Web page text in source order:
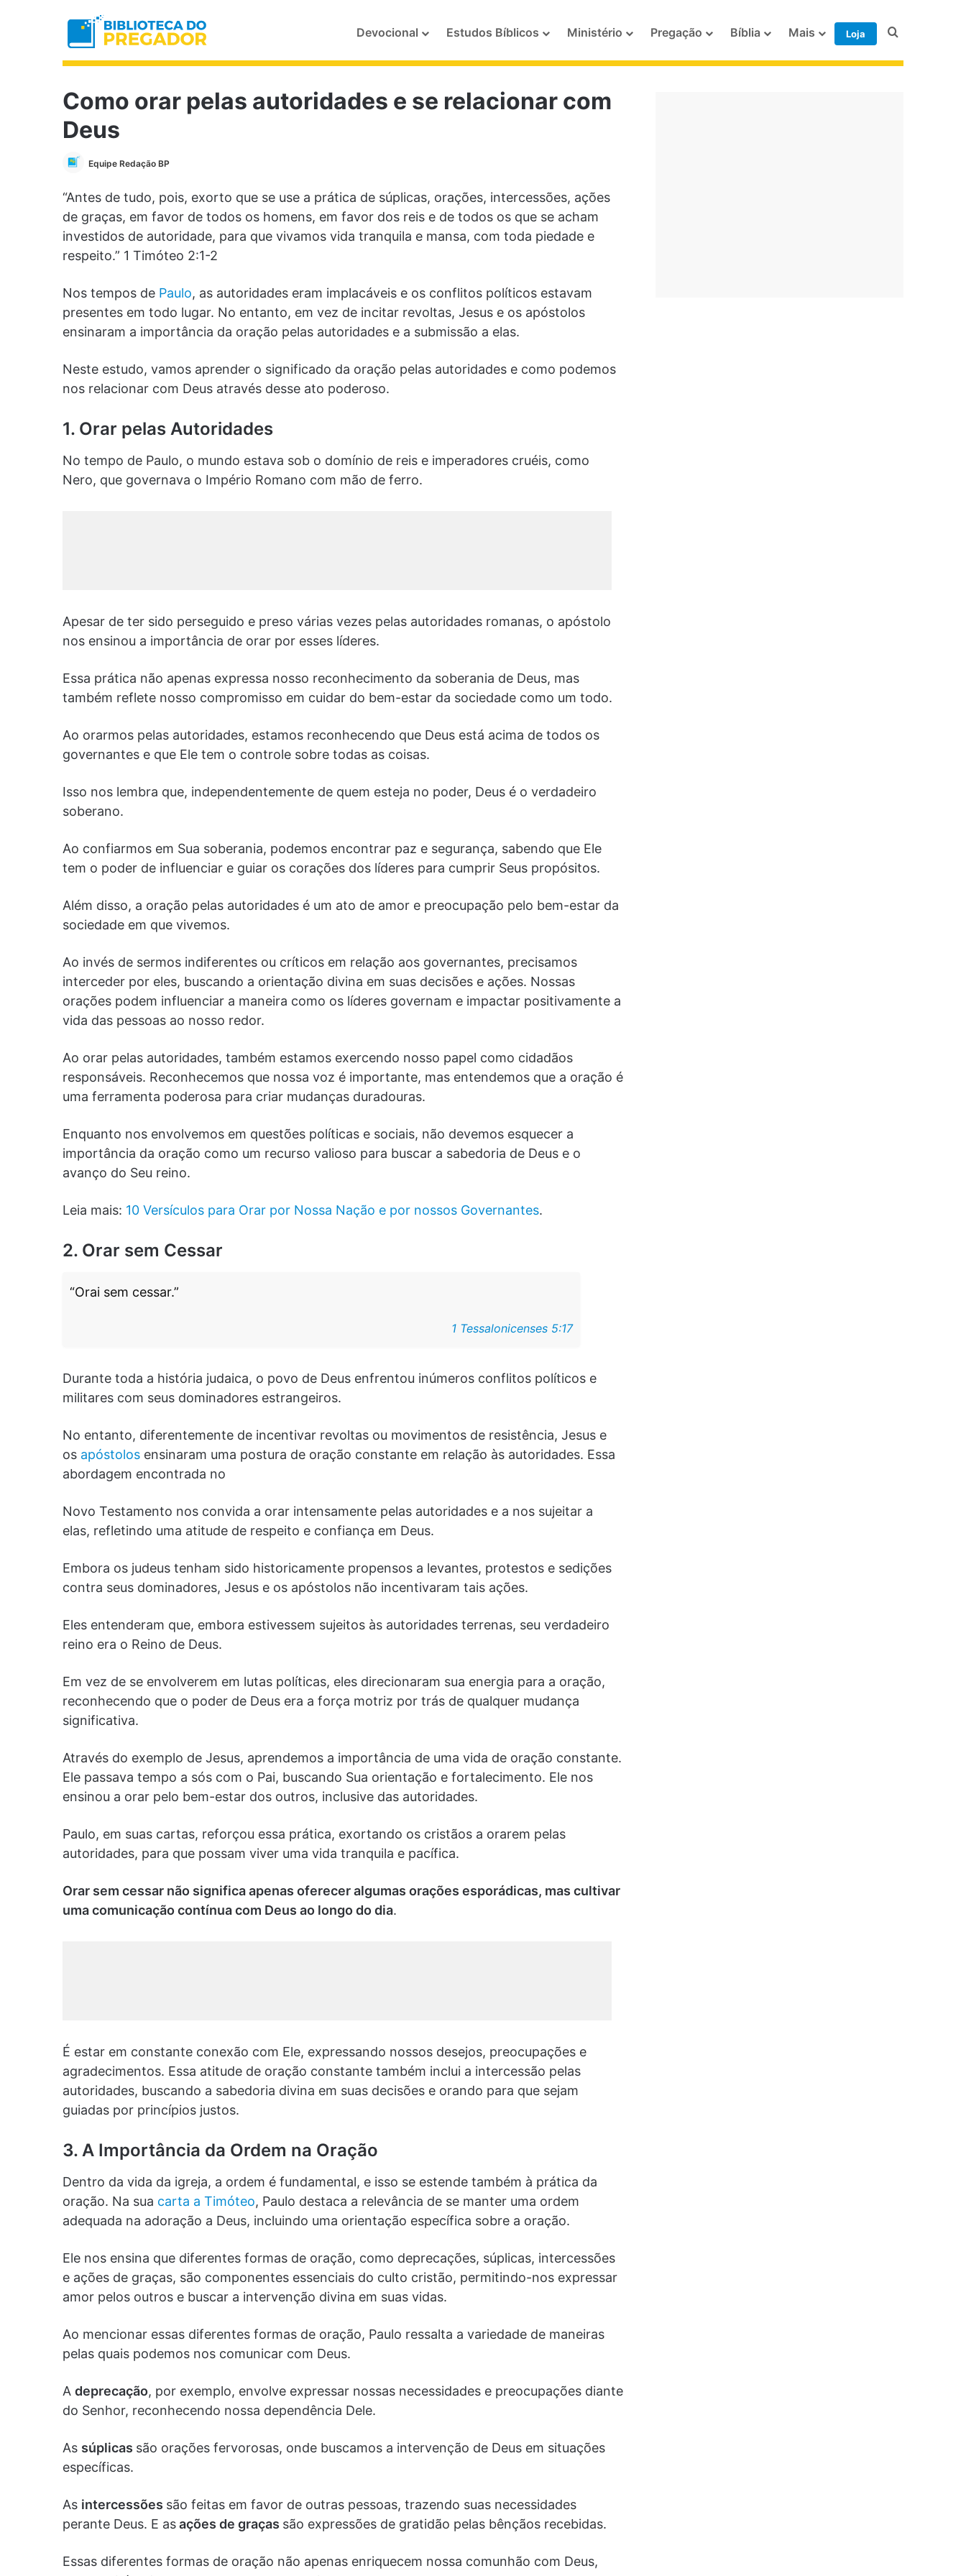
Devocional Estudos Bíblicos Ministério Pregação Bíblia Mais Loja Procurar por
Como orar pelas autoridades e se relacionar com
Deus
Equipe Redação BP
“Antes de tudo, pois, exorto que se use a prática de súplicas, orações, intercessões, ações
de graças, em favor de todos os homens, em favor dos reis e de todos os que se acham
investidos de autoridade, para que vivamos vida tranquila e mansa, com toda piedade e
respeito.” 1 Timóteo 2:1-2
Nos tempos de Paulo, as autoridades eram implacáveis e os conflitos políticos estavam
presentes em todo lugar. No entanto, em vez de incitar revoltas, Jesus e os apóstolos
ensinaram a importância da oração pelas autoridades e a submissão a elas.
Neste estudo, vamos aprender o significado da oração pelas autoridades e como podemos
nos relacionar com Deus através desse ato poderoso.
1. Orar pelas Autoridades
No tempo de Paulo, o mundo estava sob o domínio de reis e imperadores cruéis, como
Nero, que governava o Império Romano com mão de ferro.
Apesar de ter sido perseguido e preso várias vezes pelas autoridades romanas, o apóstolo
nos ensinou a importância de orar por esses líderes.
Essa prática não apenas expressa nosso reconhecimento da soberania de Deus, mas
também reflete nosso compromisso em cuidar do bem-estar da sociedade como um todo.
Ao orarmos pelas autoridades, estamos reconhecendo que Deus está acima de todos os
governantes e que Ele tem o controle sobre todas as coisas.
Isso nos lembra que, independentemente de quem esteja no poder, Deus é o verdadeiro
soberano.
Ao confiarmos em Sua soberania, podemos encontrar paz e segurança, sabendo que Ele
tem o poder de influenciar e guiar os corações dos líderes para cumprir Seus propósitos.
Além disso, a oração pelas autoridades é um ato de amor e preocupação pelo bem-estar da
sociedade em que vivemos.
Ao invés de sermos indiferentes ou críticos em relação aos governantes, precisamos
interceder por eles, buscando a orientação divina em suas decisões e ações. Nossas
orações podem influenciar a maneira como os líderes governam e impactar positivamente a
vida das pessoas ao nosso redor.
Ao orar pelas autoridades, também estamos exercendo nosso papel como cidadãos
responsáveis. Reconhecemos que nossa voz é importante, mas entendemos que a oração é
uma ferramenta poderosa para criar mudanças duradouras.
Enquanto nos envolvemos em questões políticas e sociais, não devemos esquecer a
importância da oração como um recurso valioso para buscar a sabedoria de Deus e o
avanço do Seu reino.
Leia mais: 10 Versículos para Orar por Nossa Nação e por nossos Governantes.
2. Orar sem Cessar
“Orai sem cessar.”
1 Tessalonicenses 5:17
Durante toda a história judaica, o povo de Deus enfrentou inúmeros conflitos políticos e
militares com seus dominadores estrangeiros.
No entanto, diferentemente de incentivar revoltas ou movimentos de resistência, Jesus e
os apóstolos ensinaram uma postura de oração constante em relação às autoridades. Essa
abordagem encontrada no
Novo Testamento nos convida a orar intensamente pelas autoridades e a nos sujeitar a
elas, refletindo uma atitude de respeito e confiança em Deus.
Embora os judeus tenham sido historicamente propensos a levantes, protestos e sedições
contra seus dominadores, Jesus e os apóstolos não incentivaram tais ações.
Eles entenderam que, embora estivessem sujeitos às autoridades terrenas, seu verdadeiro
reino era o Reino de Deus.
Em vez de se envolverem em lutas políticas, eles direcionaram sua energia para a oração,
reconhecendo que o poder de Deus era a força motriz por trás de qualquer mudança
significativa.
Através do exemplo de Jesus, aprendemos a importância de uma vida de oração constante.
Ele passava tempo a sós com o Pai, buscando Sua orientação e fortalecimento. Ele nos
ensinou a orar pelo bem-estar dos outros, inclusive das autoridades.
Paulo, em suas cartas, reforçou essa prática, exortando os cristãos a orarem pelas
autoridades, para que possam viver uma vida tranquila e pacífica.
Orar sem cessar não significa apenas oferecer algumas orações esporádicas, mas cultivar
uma comunicação contínua com Deus ao longo do dia.
É estar em constante conexão com Ele, expressando nossos desejos, preocupações e
agradecimentos. Essa atitude de oração constante também inclui a intercessão pelas
autoridades, buscando a sabedoria divina em suas decisões e orando para que sejam
guiadas por princípios justos.
3. A Importância da Ordem na Oração
Dentro da vida da igreja, a ordem é fundamental, e isso se estende também à prática da
oração. Na sua carta a Timóteo, Paulo destaca a relevância de se manter uma ordem
adequada na adoração a Deus, incluindo uma orientação específica sobre a oração.
Ele nos ensina que diferentes formas de oração, como deprecações, súplicas, intercessões
e ações de graças, são componentes essenciais do culto cristão, permitindo-nos expressar
amor pelos outros e buscar a intervenção divina em suas vidas.
Ao mencionar essas diferentes formas de oração, Paulo ressalta a variedade de maneiras
pelas quais podemos nos comunicar com Deus.
A deprecação, por exemplo, envolve expressar nossas necessidades e preocupações diante
do Senhor, reconhecendo nossa dependência Dele.
As súplicas são orações fervorosas, onde buscamos a intervenção de Deus em situações
específicas.
As intercessões são feitas em favor de outras pessoas, trazendo suas necessidades
perante Deus. E asações de graças são expressões de gratidão pelas bênçãos recebidas.
Essas diferentes formas de oração não apenas enriquecem nossa comunhão com Deus,